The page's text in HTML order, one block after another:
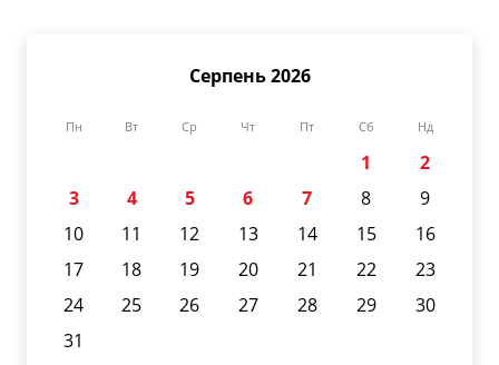
Серпень 2026
Пн Вт Ср Чт Пт Сб Нд
1
2
3
4 5 6 7 8
9
10
11 12 13 14 15
16
17
18 19 20 21 22
23
24
25 26 27 28 29
30
31